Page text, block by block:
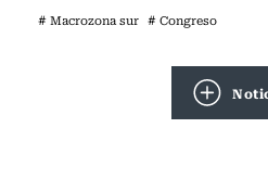
# Macrozona sur # Congreso